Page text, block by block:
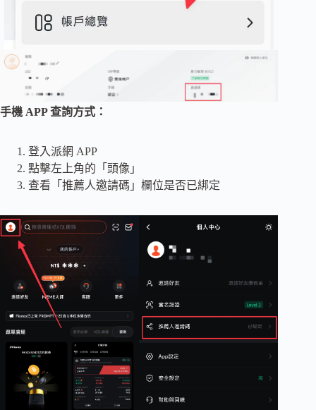
手機 APP 查詢方式：
登入派網 APP
點擊左上角的「頭像」
查看「推薦人邀請碼」欄位是否已綁定